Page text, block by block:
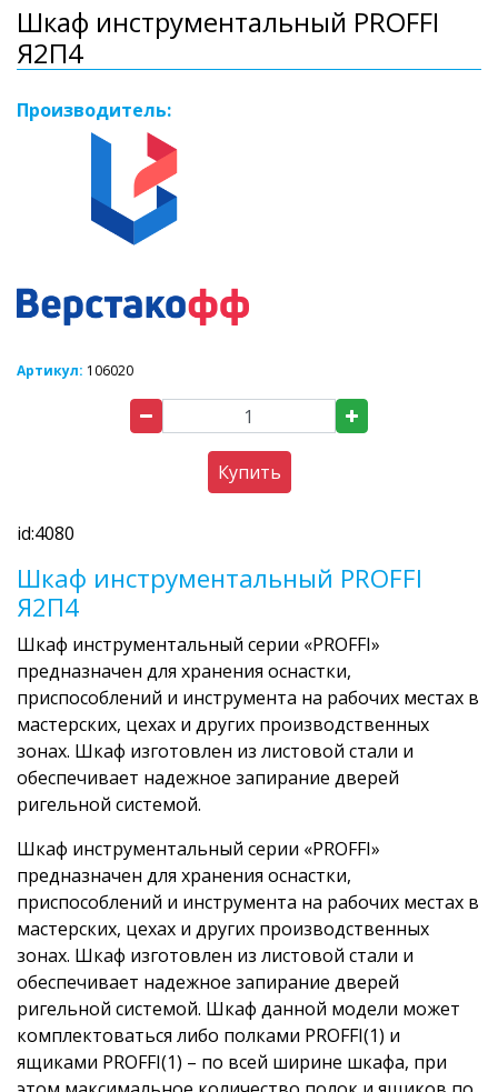
Шкаф инструментальный PROFFI
Я2П4
Производитель:
Артикул: 106020
Купить
id:4080
Шкаф инструментальный PROFFI
Я2П4
Шкаф инструментальный серии «PROFFI»
предназначен для хранения оснастки,
приспособлений и инструмента на рабочих местах в
мастерских, цехах и других производственных
зонах. Шкаф изготовлен из листовой стали и
обеспечивает надежное запирание дверей
ригельной системой.
Шкаф инструментальный серии «PROFFI»
предназначен для хранения оснастки,
приспособлений и инструмента на рабочих местах в
мастерских, цехах и других производственных
зонах. Шкаф изготовлен из листовой стали и
обеспечивает надежное запирание дверей
ригельной системой. Шкаф данной модели может
комплектоваться либо полками PROFFI(1) и
ящиками PROFFI(1) – по всей ширине шкафа, при